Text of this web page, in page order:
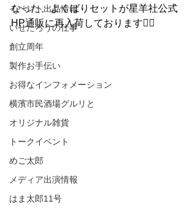
イベント出品情報
いせたろうの仕事
創立周年
製作お手伝い
お得なインフォメーション
横濱市民酒場グルリと
オリジナル雑貨
トークイベント
めご太郎
メディア出演情報
はま太郎11号
なった、よくばりセットが星羊社公式
HP通販に再入荷しております🙇‍♀️